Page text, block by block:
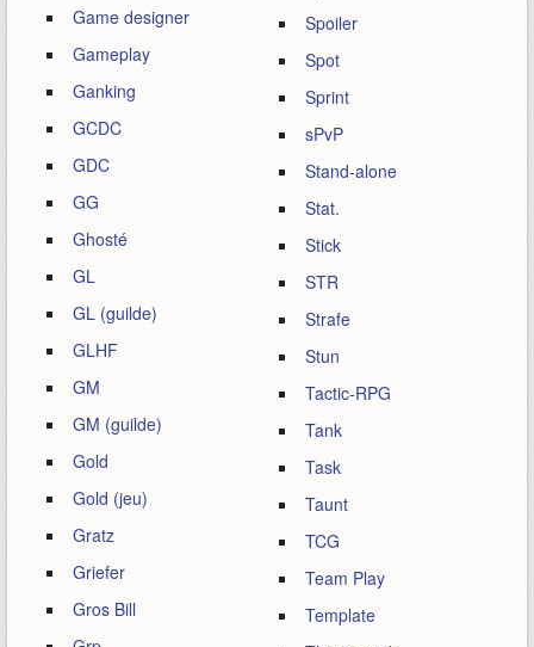
Game designer
Gameplay
Ganking
GCDC
GDC
GG
Ghosté
GL
GL (guilde)
GLHF
GM
GM (guilde)
Gold
Gold (jeu)
Gratz
Griefer
Gros Bill
Spoiler
Spot
Sprint
sPvP
Stand-alone
Stat.
Stick
STR
Strafe
Stun
Tactic-RPG
Tank
Task
Taunt
TCG
Team Play
Template